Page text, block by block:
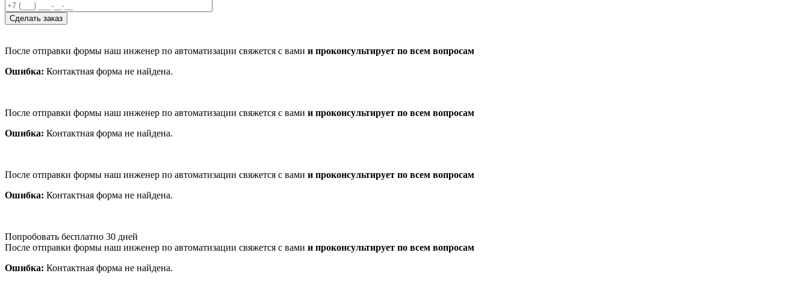
После отправки формы наш инженер по автоматизации свяжется с вами и проконсультирует по всем вопросам
Ошибка: Контактная форма не найдена.
После отправки формы наш инженер по автоматизации свяжется с вами и проконсультирует по всем вопросам
Ошибка: Контактная форма не найдена.
После отправки формы наш инженер по автоматизации свяжется с вами и проконсультирует по всем вопросам
Ошибка: Контактная форма не найдена.
Попробовать бесплатно 30 дней
После отправки формы наш инженер по автоматизации свяжется с вами и проконсультирует по всем вопросам
Ошибка: Контактная форма не найдена.